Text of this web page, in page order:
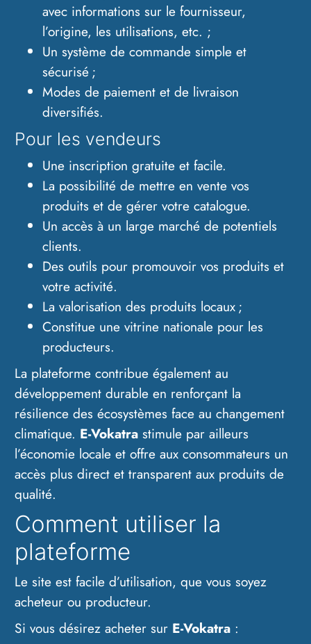
avec informations sur le fournisseur,
l’origine, les utilisations, etc. ;
Un système de commande simple et
sécurisé ;
Modes de paiement et de livraison
diversifiés.
Pour les vendeurs
Une inscription gratuite et facile.
La possibilité de mettre en vente vos
produits et de gérer votre catalogue.
Un accès à un large marché de potentiels
clients.
Des outils pour promouvoir vos produits et
votre activité.
La valorisation des produits locaux ;
Constitue une vitrine nationale pour les
producteurs.
La plateforme contribue également au
développement durable en renforçant la
résilience des écosystèmes face au changement
climatique. E-Vokatra stimule par ailleurs
l’économie locale et offre aux consommateurs un
accès plus direct et transparent aux produits de
qualité.
Comment utiliser la
plateforme
Le site est facile d’utilisation, que vous soyez
acheteur ou producteur.
Si vous désirez acheter sur E-Vokatra :